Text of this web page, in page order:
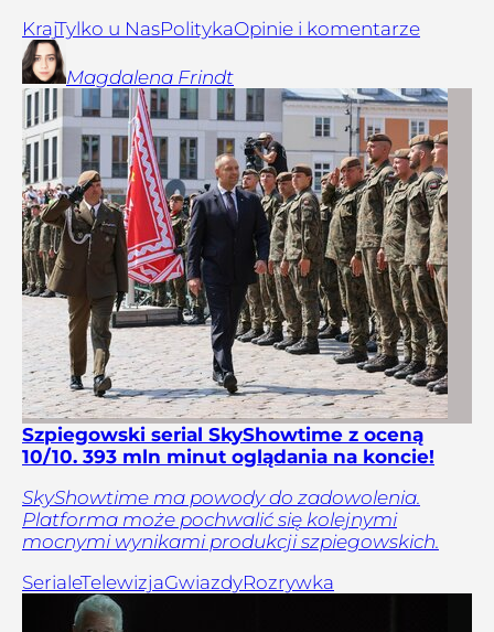
KrajTylko u NasPolitykaOpinie i komentarze
Magdalena Frindt
Szpiegowski serial SkyShowtime z oceną
10/10. 393 mln minut oglądania na koncie!
SkyShowtime ma powody do zadowolenia.
Platforma może pochwalić się kolejnymi
mocnymi wynikami produkcji szpiegowskich.
SerialeTelewizjaGwiazdyRozrywka